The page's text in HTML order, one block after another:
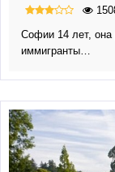
Софии 14 лет, она
иммигранты…